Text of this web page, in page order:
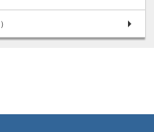
）